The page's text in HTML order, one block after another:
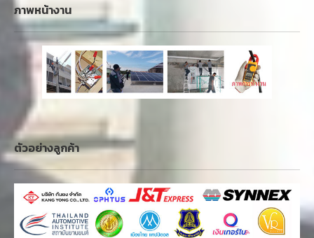
ภาพหน้างาน
ตัวอย่างลูกค้า